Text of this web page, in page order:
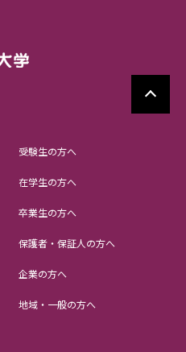
受験生の方へ
在学生の方へ
卒業生の方へ
保護者・保証人の方へ
企業の方へ
地域・一般の方へ